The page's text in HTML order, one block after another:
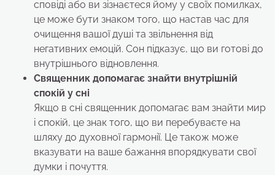
сповіді або ви зізнаєтеся йому у своїх помилках,
це може бути знаком того, що настав час для
очищення вашої душі та звільнення від
негативних емоцій. Сон підказує, що ви готові до
внутрішнього відновлення.
Священник допомагає знайти внутрішній
спокій у сні
Якщо в сні священник допомагає вам знайти мир
і спокій, це знак того, що ви перебуваєте на
шляху до духовної гармонії. Це також може
вказувати на ваше бажання впорядкувати свої
думки і почуття.